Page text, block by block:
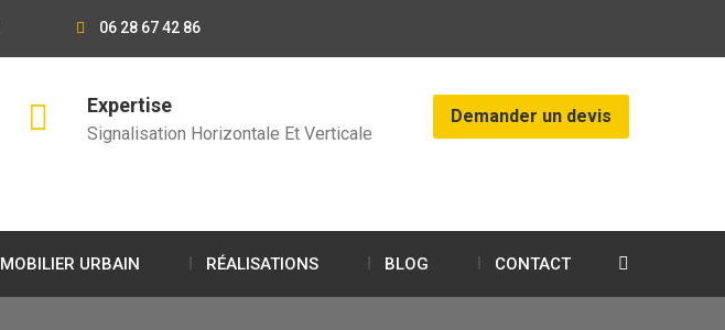
06 28 67 42 86
Expertise
Signalisation Horizontale Et Verticale
Demander un devis
MOBILIER URBAIN RÉALISATIONS BLOG CONTACT